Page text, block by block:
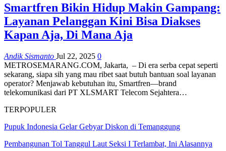
Smartfren Bikin Hidup Makin Gampang:
Layanan Pelanggan Kini Bisa Diakses
Kapan Aja, Di Mana Aja
Andik Sismanto Jul 22, 2025 0
METROSEMARANG.COM, Jakarta, – Di era serba cepat seperti
sekarang, siapa sih yang mau ribet saat butuh bantuan soal layanan
operator? Menjawab kebutuhan itu, Smartfren—brand
telekomunikasi dari PT XLSMART Telecom Sejahtera…
TERPOPULER
Pupuk Indonesia Gelar Gebyar Diskon di Temanggung
Pembangunan Tol Tanggul Laut Seksi I Terlambat, Ini Alasannya